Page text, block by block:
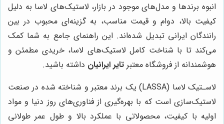
انبوه برندها و مدل‌های موجود در بازار، لاستیک‌های لاسا به دلیل
کیفیت بالا، دوام و قیمت مناسب، به گزینه‌ای محبوب در بین
رانندگان ایرانی تبدیل شده‌اند. این راهنمای جامع به شما کمک
می‌کند تا با شناخت کامل لاستیک‌های لاسا، خریدی مطمئن و
هوشمندانه از فروشگاه معتبر تایر ایرانیان داشته باشید.
لاسـتیک لاسا (LASSA) یک برند معتبر و شناخته شده در صنعت
لاستیک‌سازی است که با بهره‌گیری از فناوری‌های روز دنیا و مواد
اولیه با کیفیت، محصولاتی با عملکرد بالا و طول عمر طولانی